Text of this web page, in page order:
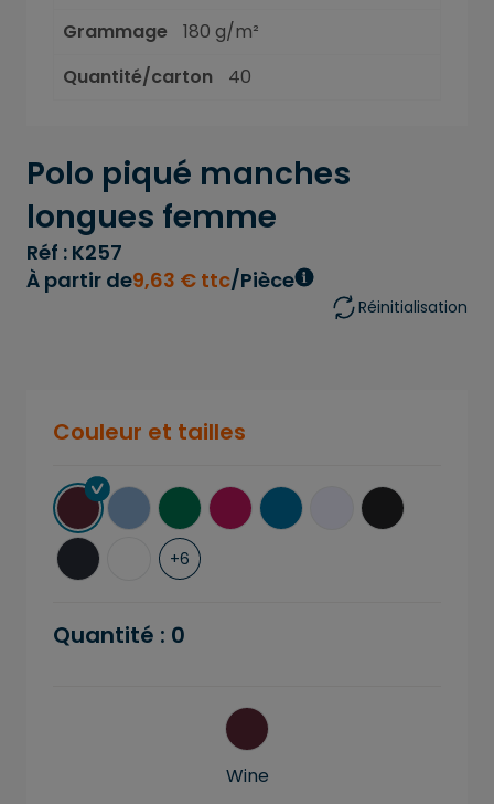
Grammage
180 g/m²
Quantité/carton
40
Polo piqué manches
longues femme
Réf : K257
À partir de9,63 € ttc/Pièce
Réinitialisation
Couleur et tailles
+6
Quantité : 0
Wine